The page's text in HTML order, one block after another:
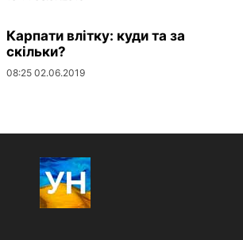
Карпати влітку: куди та за
скільки?
08:25 02.06.2019